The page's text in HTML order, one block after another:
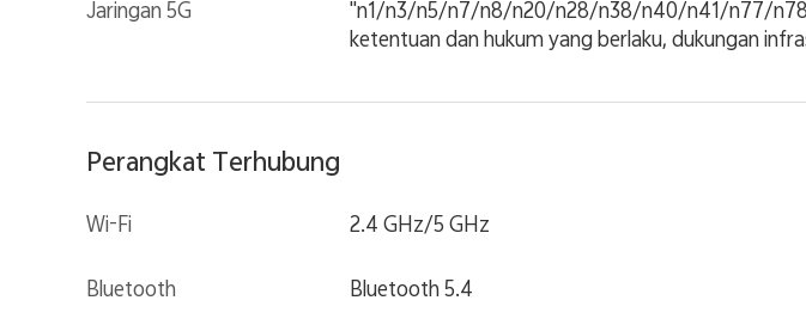
Jaringan 5G
"n1/n3/n5/n7/n8/n20/n28/n38/n40/n41/n77/n78
ketentuan dan hukum yang berlaku, dukungan
Perangkat Terhubung
Wi-Fi 2.4 GHz/5 GHz
Bluetooth Bluetooth 5.4